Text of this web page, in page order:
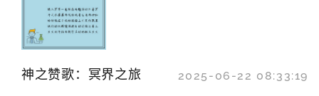
神之赞歌：冥界之旅 2025-06-22 08:33:19